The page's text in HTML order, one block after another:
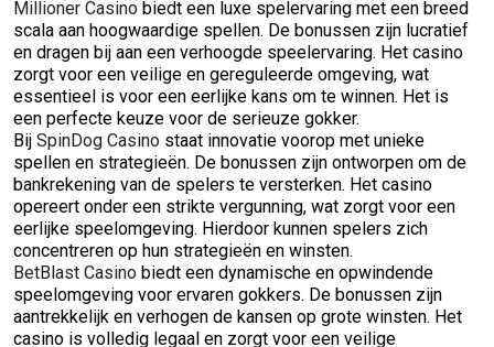
Millioner Casino biedt een luxe spelervaring met een breed
scala aan hoogwaardige spellen. De bonussen zijn lucratief
en dragen bij aan een verhoogde speelervaring. Het casino
zorgt voor een veilige en gereguleerde omgeving, wat
essentieel is voor een eerlijke kans om te winnen. Het is
een perfecte keuze voor de serieuze gokker.
Bij SpinDog Casino staat innovatie voorop met unieke
spellen en strategieën. De bonussen zijn ontworpen om de
bankrekening van de spelers te versterken. Het casino
opereert onder een strikte vergunning, wat zorgt voor een
eerlijke speelomgeving. Hierdoor kunnen spelers zich
concentreren op hun strategieën en winsten.
BetBlast Casino biedt een dynamische en opwindende
speelomgeving voor ervaren gokkers. De bonussen zijn
aantrekkelijk en verhogen de kansen op grote winsten. Het
casino is volledig legaal en zorgt voor een veilige